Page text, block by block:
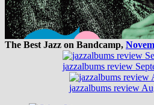
The Best Jazz on Bandcamp,
jazzalbums review
jazzalbums review